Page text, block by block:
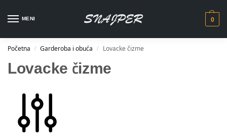
MENI 0
Početna / Garderoba i obuća / Lovacke čizme
Lovacke čizme